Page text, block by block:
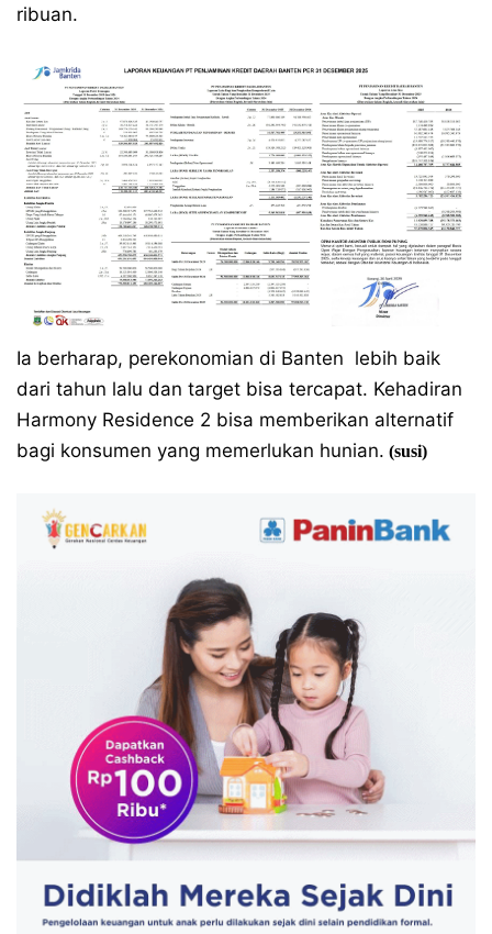
ribuan.
Ia berharap, perekonomian di Banten lebih baik
dari tahun lalu dan target bisa tercapat. Kehadiran
Harmony Residence 2 bisa memberikan alternatif
bagi konsumen yang memerlukan hunian. (susi)